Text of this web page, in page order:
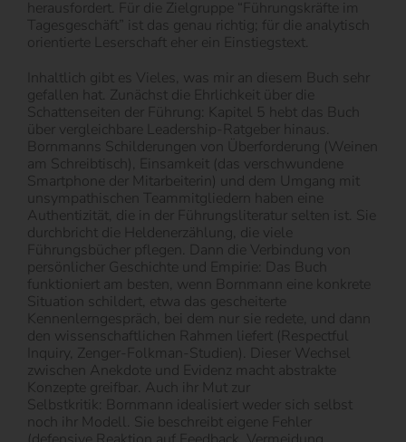
herausfordert. Für die Zielgruppe “Führungskräfte im
Tagesgeschäft” ist das genau richtig; für die analytisch
orientierte Leserschaft eher ein Einstiegstext.
Inhaltlich gibt es Vieles, was mir an diesem Buch sehr
gefallen hat. Zunächst die Ehrlichkeit über die
Schattenseiten der Führung: Kapitel 5 hebt das Buch
über vergleichbare Leadership-Ratgeber hinaus.
Bornmanns Schilderungen von Überforderung (Weinen
am Schreibtisch), Einsamkeit (das verschwundene
Smartphone der Mitarbeiterin) und dem Umgang mit
unsympathischen Teammitgliedern haben eine
Authentizität, die in der Führungsliteratur selten ist. Sie
durchbricht die Heldenerzählung, die viele
Führungsbücher pflegen. Dann die Verbindung von
persönlicher Geschichte und Empirie: Das Buch
funktioniert am besten, wenn Bornmann eine konkrete
Situation schildert, etwa das gescheiterte
Kennenlerngespräch, bei dem nur sie redete, und dann
den wissenschaftlichen Rahmen liefert (Respectful
Inquiry, Zenger-Folkman-Studien). Dieser Wechsel
zwischen Anekdote und Evidenz macht abstrakte
Konzepte greifbar. Auch ihr Mut zur
Selbstkritik: Bornmann idealisiert weder sich selbst
noch ihr Modell. Sie beschreibt eigene Fehler